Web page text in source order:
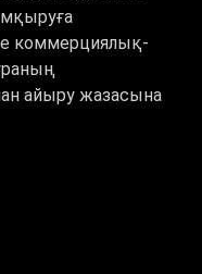
коммерциялық-
айыру жазасына